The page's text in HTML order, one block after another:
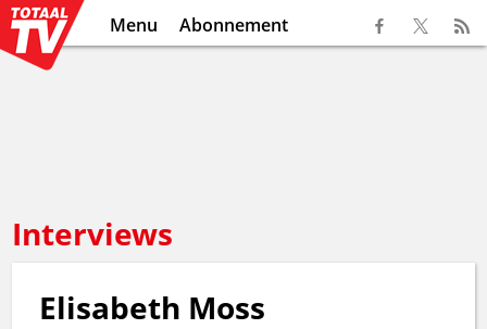
Menu Abonnement
Interviews
Elisabeth Moss